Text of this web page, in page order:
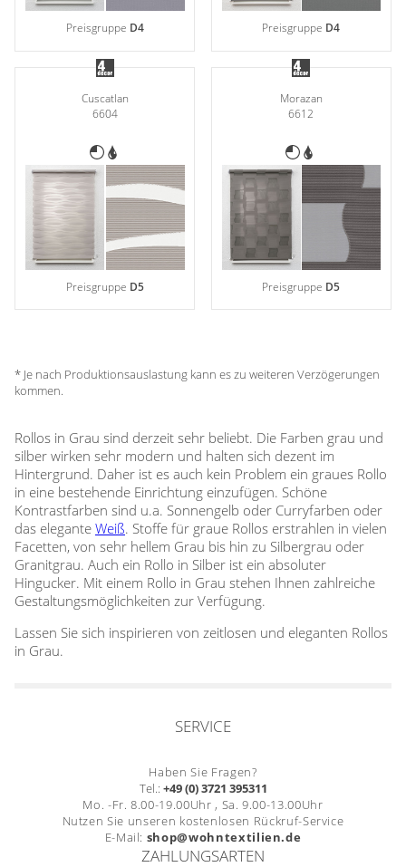
Preisgruppe D4 Preisgruppe D4
Cuscatlan
6604
Preisgruppe D5
Morazan
6612
Preisgruppe D5
* Je nach Produktionsauslastung kann es zu weiteren Verzögerungen
kommen.
Rollos in Grau sind derzeit sehr beliebt. Die Farben grau und
silber wirken sehr modern und halten sich dezent im
Hintergrund. Daher ist es auch kein Problem ein graues Rollo
in eine bestehende Einrichtung einzufügen. Schöne
Kontrastfarben sind u.a. Sonnengelb oder Curryfarben oder
das elegante Weiß. Stoffe für graue Rollos erstrahlen in vielen
Facetten, von sehr hellem Grau bis hin zu Silbergrau oder
Granitgrau. Auch ein Rollo in Silber ist ein absoluter
Hingucker. Mit einem Rollo in Grau stehen Ihnen zahlreiche
Gestaltungsmöglichkeiten zur Verfügung.
Lassen Sie sich inspirieren von zeitlosen und eleganten Rollos
in Grau.
SERVICE
Haben Sie Fragen?
Tel.: +49 (0) 3721 395311
Mo. -Fr. 8.00-19.00Uhr , Sa. 9.00-13.00Uhr
Nutzen Sie unseren kostenlosen Rückruf-Service
E-Mail: shop@wohntextilien.de
ZAHLUNGSARTEN